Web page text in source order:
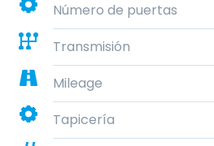
Número de puertas
Transmisión
Mileage
Tapicería